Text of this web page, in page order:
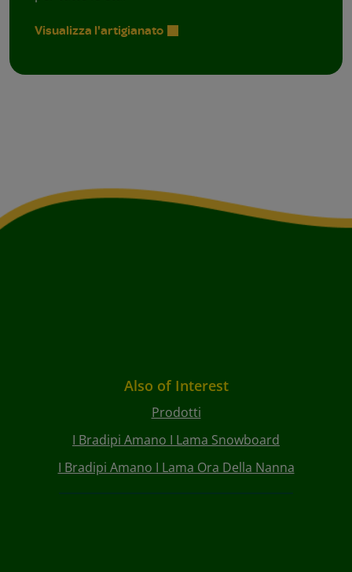
Visualizza l'artigianato
Also of Interest
Prodotti
I Bradipi Amano I Lama Snowboard
I Bradipi Amano I Lama Ora Della Nanna